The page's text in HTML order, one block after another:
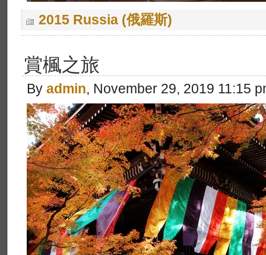
2015 Russia (俄羅斯)
賞楓之旅
By admin, November 29, 2019 11:15